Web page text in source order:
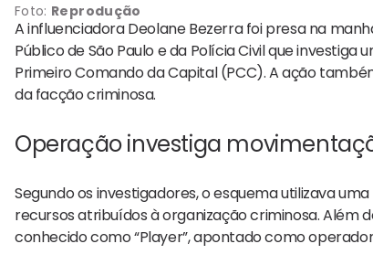
Foto: Reprodução
A influenciadoraDeolane Bezerrafoi presa na
Público de São Paulo e da Polícia Civil que
Primeiro Comando da Capital (PCC). A ação
da facção criminosa.
Operação investiga
Segundo os investigadores, o esquema utilizava
recursos atribuídos à organização criminosa. Além
conhecido como “Player”, apontado como